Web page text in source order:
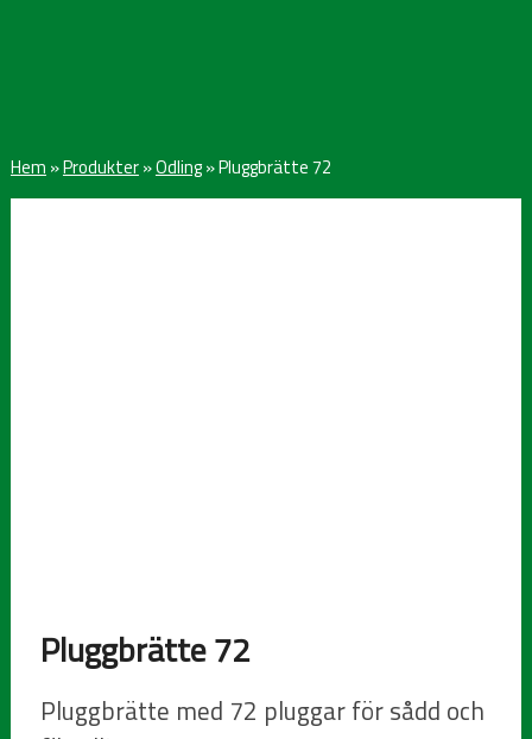
Hem »Produkter»Odling»Pluggbrätte 72
Pluggbrätte 72
Pluggbrätte med 72 pluggar för sådd och